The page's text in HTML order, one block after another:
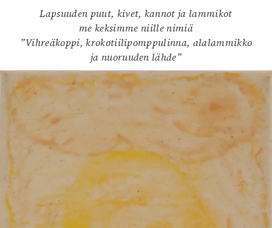
Lapsuuden puut, kivet, kannot ja lammikot
me keksimme niille nimiä
”Vihreäkoppi, krokotiilipomppulinna, alalammikko
ja nuoruuden lähde”